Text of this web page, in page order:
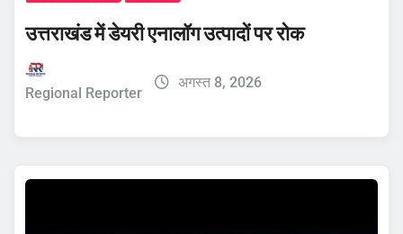
उत्तराखंड में डेयरी एनालॉग उत्पादों पर रोक
Regional Reporter
अगस्त 8, 2026